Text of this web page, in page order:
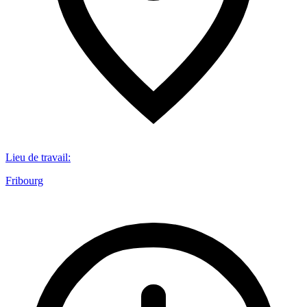
Lieu de travail:
Fribourg